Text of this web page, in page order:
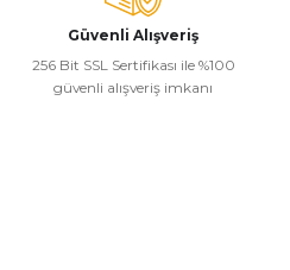
Güvenli Alışveriş
256 Bit SSL Sertifikası ile %100
güvenli alışveriş imkanı